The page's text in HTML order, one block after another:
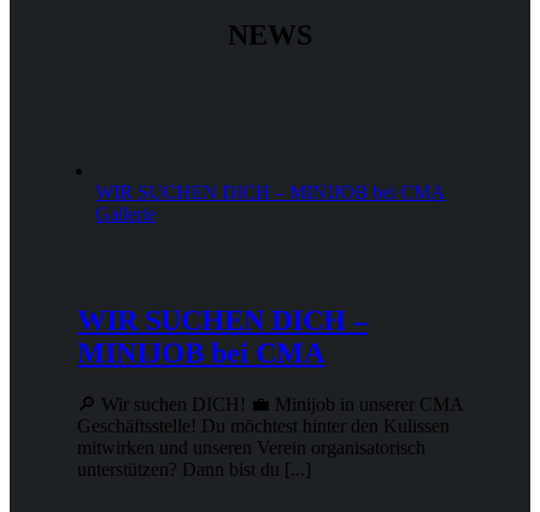
NEWS
WIR SUCHEN DICH – MINIJOB bei CMA
Gallerie
WIR SUCHEN DICH –
MINIJOB bei CMA
🔎 Wir suchen DICH! 💼 Minijob in unserer CMA
Geschäftsstelle! Du möchtest hinter den Kulissen
mitwirken und unseren Verein organisatorisch
unterstützen? Dann bist du [...]